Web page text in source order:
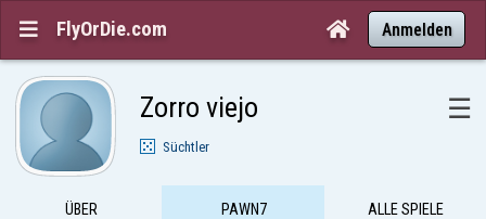
 FlyOrDie.com  Anmelden
Zorro viejo ☰
Süchtler
ÜBER PAWN7 ALLE SPIELE